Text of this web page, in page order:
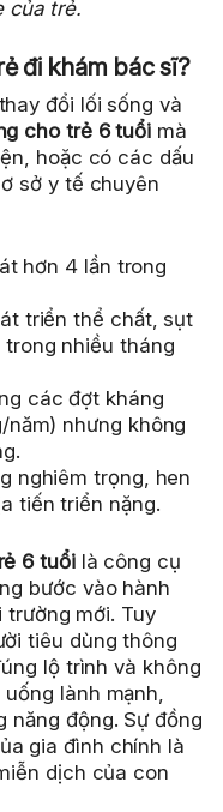
của trẻ.
đi khám bác sĩ?
đổi lối sống và
cho trẻ 6 tuổi mà
hoặc có các dấu
sở y tế chuyên
hơn 4 lần trong
triển thể chất, sụt
nhiều tháng
các đợt kháng
nhưng không
nghiêm trọng, hen
tiến triển nặng.
6 tuổilà công cụ
bước vào hành
mới. Tuy
tiêu dùng thông
lộ trình và không
lành mạnh,
năng động. Sự đồng
gia đình chính là
dịch của con